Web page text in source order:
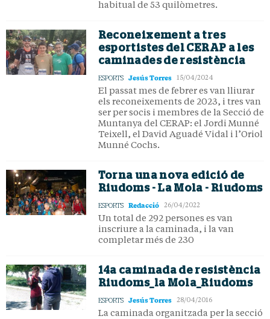
habitual de 53 quilòmetres.
Reconeixement a tres
esportistes del CERAP a les
caminades de resistència
ESPORTS Jesús Torres 15/04/2024
El passat mes de febrer es van lliurar
els reconeixements de 2023, i tres van
ser per socis i membres de la Secció de
Muntanya del CERAP: el Jordi Munné
Teixell, el David Aguadé Vidal i l’Oriol
Munné Cochs.
Torna una nova edició de
Riudoms - La Mola - Riudoms
ESPORTS Redacció 26/04/2022
Un total de 292 persones es van
inscriure a la caminada, i la van
completar més de 230
14a caminada de resistència
Riudoms_la Mola_Riudoms
ESPORTS Jesús Torres 28/04/2016
La caminada organitzada per la secció